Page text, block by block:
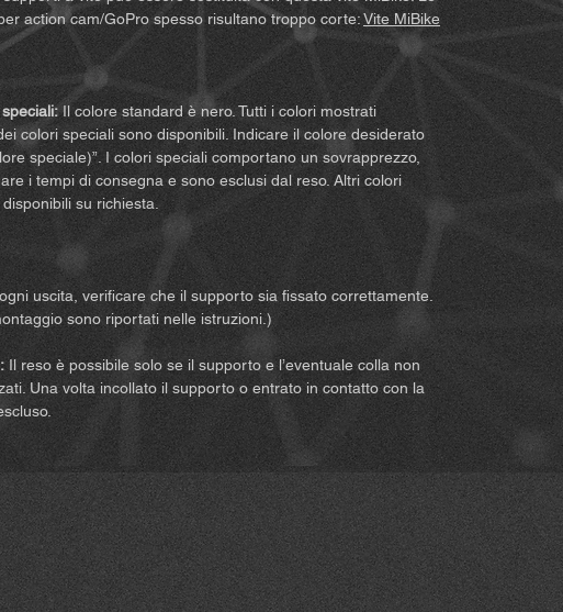
action cam/GoPro spesso risultano troppo corte:Vite MiBike
Il colore standard è nero. Tutti i colori mostrati
colori speciali sono disponibili. Indicare il colore desiderato
speciale)”. I colori speciali comportano un sovrapprezzo,
i tempi di consegna e sono esclusi dal reso. Altri colori
su richiesta.
uscita, verificare che il supporto sia fissato correttamente.
sono riportati nelle istruzioni.)
Il reso è possibile solo se il supporto e l’eventuale colla non
Una volta incollato il supporto o entrato in contatto con la
• Vi
di
prodotto.
• Se
come ad
di
del casco.
• Utilizzate
5. Dovete
le
connesse
accettate
ai diritti.
6. Tutti i
che il
7. L’uso
che l’uso
sotto la
prodotto
a
spese
veicoli,